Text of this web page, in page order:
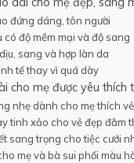
đứng dáng, tôn người
có độ mềm mại và độ sang
sang và hợp làn da
tế thay vì quá dày
cho mẹ được yêu thích
nhẹ dành cho mẹ thích
tinh xảo cho vẻ đẹp đằm
sang trọng cho tiệc cưới
mẹ và bà sui phối màu